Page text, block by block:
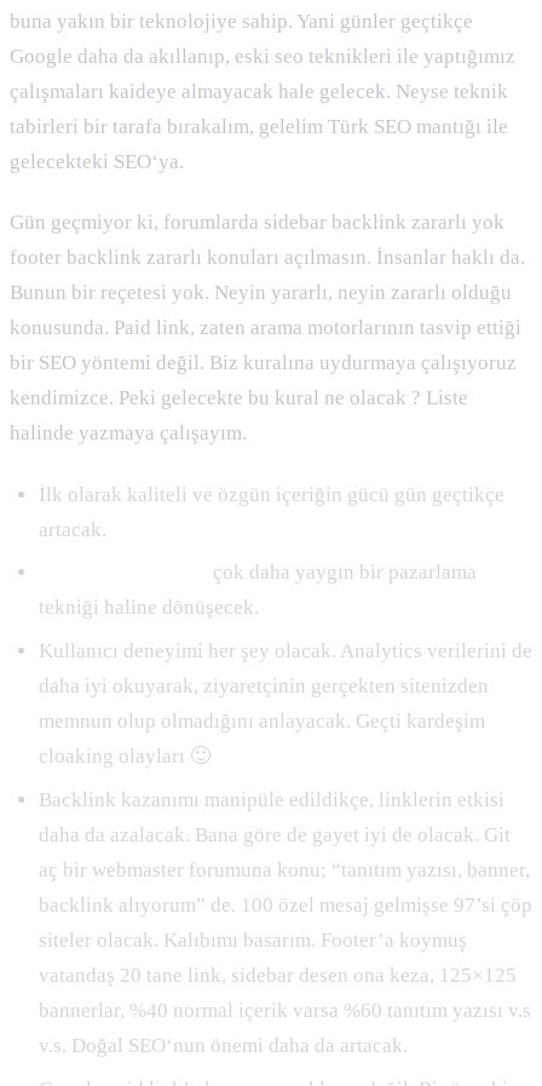
buna yakın bir teknolojiye sahip. Yani günler geçtikçe
Google daha da akıllanıp, eski seo teknikleri ile yaptığımız
çalışmaları kaideye almayacak hale gelecek. Neyse teknik
tabirleri bir tarafa bırakalım, gelelim Türk SEO mantığı ile
gelecekteki SEO‘ya.
Gün geçmiyor ki, forumlarda sidebar backlink zararlı yok
footer backlink zararlı konuları açılmasın. İnsanlar haklı da.
Bunun bir reçetesi yok. Neyin yararlı, neyin zararlı olduğu
konusunda. Paid link, zaten arama motorlarının tasvip ettiği
bir SEO yöntemi değil. Biz kuralına uydurmaya çalışıyoruz
kendimizce. Peki gelecekte bu kural ne olacak ? Liste
halinde yazmaya çalışayım.
İlk olarak kaliteli ve özgün içeriğin gücü gün geçtikçe
artacak.
çok daha yaygın bir pazarlama
tekniği haline dönüşecek.
Kullanıcı deneyimi her şey olacak. Analytics verilerini de
daha iyi okuyarak, ziyaretçinin gerçekten sitenizden
memnun olup olmadığını anlayacak. Geçti kardeşim
cloaking olayları 🙂
Backlink kazanımı manipüle edildikçe, linklerin etkisi
daha da azalacak. Bana göre de gayet iyi de olacak. Git
aç bir webmaster forumuna konu; “tanıtım yazısı, banner,
backlink alıyorum” de. 100 özel mesaj gelmişse 97’si çöp
siteler olacak. Kalıbımı basarım. Footer’a koymuş
vatandaş 20 tane link, sidebar desen ona keza, 125×125
bannerlar, %40 normal içerik varsa %60 tanıtım yazısı v.s
v.s. Doğal SEO‘nun önemi daha da artacak.